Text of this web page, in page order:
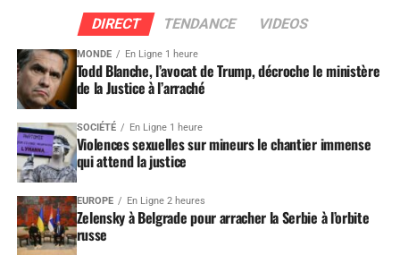
DIRECT TENDANCE VIDEOS
MONDE En Ligne 1 heure
Todd Blanche, l’avocat de Trump, décroche le ministère
de la Justice à l’arraché
SOCIÉTÉ En Ligne 1 heure
Violences sexuelles sur mineurs le chantier immense
qui attend la justice
EUROPE En Ligne 2 heures
Zelensky à Belgrade pour arracher la Serbie à l’orbite
russe